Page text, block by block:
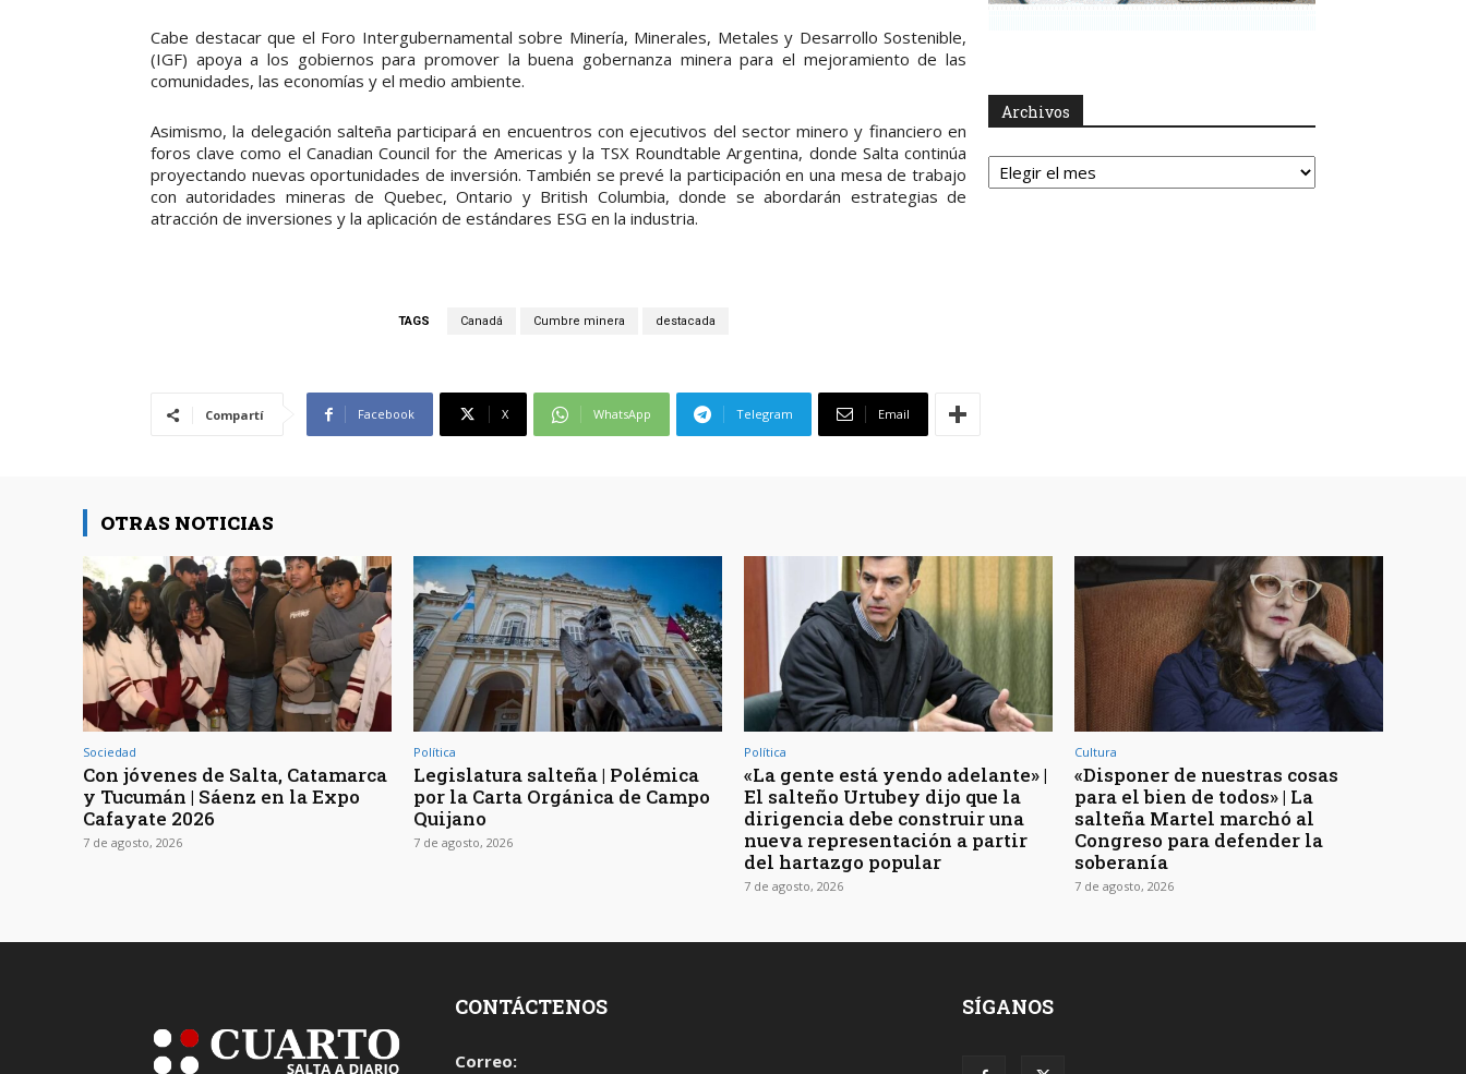
Cabe destacar que el Foro Intergubernamental sobre Minería, Minerales, Metales y Desarrollo Sostenible,
(IGF) apoya a los gobiernos para promover la buena gobernanza minera para el mejoramiento de las
comunidades, las economías y el medio ambiente.
Asimismo, la delegación salteña participará en encuentros con ejecutivos del sector minero y financiero en
foros clave como el Canadian Council for the Americas y la TSX Roundtable Argentina, donde Salta continúa
proyectando nuevas oportunidades de inversión. También se prevé la participación en una mesa de trabajo
con autoridades mineras de Quebec, Ontario y British Columbia, donde se abordarán estrategias de
atracción de inversiones y la aplicación de estándares ESG en la industria.
TAGS Canadá Cumbre minera destacada
Compartí Facebook X WhatsApp Telegram Email
Archivos
Archivos
OTRAS NOTICIAS
Sociedad
Con jóvenes de Salta, Catamarca
y Tucumán | Sáenz en la Expo
Cafayate 2026
7 de agosto, 2026
Política
Legislatura salteña | Polémica
por la Carta Orgánica de Campo
Quijano
7 de agosto, 2026
Política
«La gente está yendo adelante» |
El salteño Urtubey dijo que la
dirigencia debe construir una
nueva representación a partir
del hartazgo popular
7 de agosto, 2026
Cultura
«Disponer de nuestras cosas
para el bien de todos» | La
salteña Martel marchó al
Congreso para defender la
soberanía
7 de agosto, 2026
CONTÁCTENOS
Correo:
SÍGANOS